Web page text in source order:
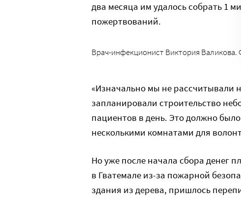
два месяца им удалось собрать 1
пожертвований.
Врач-инфекционист Виктория Валикова.
«Изначально мы не рассчитывали
запланировали строительство
пациентов в день. Это должно
несколькими комнатами для
Но уже после начала сбора денег
в Гватемале из-за пожарной
здания из дерева, пришлось